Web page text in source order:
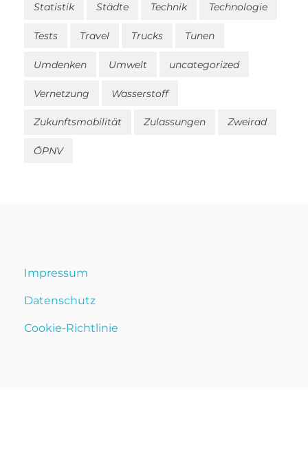
Statistik Städte Technik Technologie
Tests Travel Trucks Tunen
Umdenken Umwelt uncategorized
Vernetzung Wasserstoff
Zukunftsmobilität Zulassungen Zweirad
ÖPNV
Impressum
Datenschutz
Cookie-Richtlinie